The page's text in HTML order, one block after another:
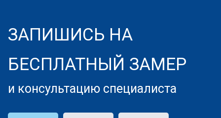
ЗАПИШИСЬ НА
БЕСПЛАТНЫЙ ЗАМЕР
и консультацию специалиста